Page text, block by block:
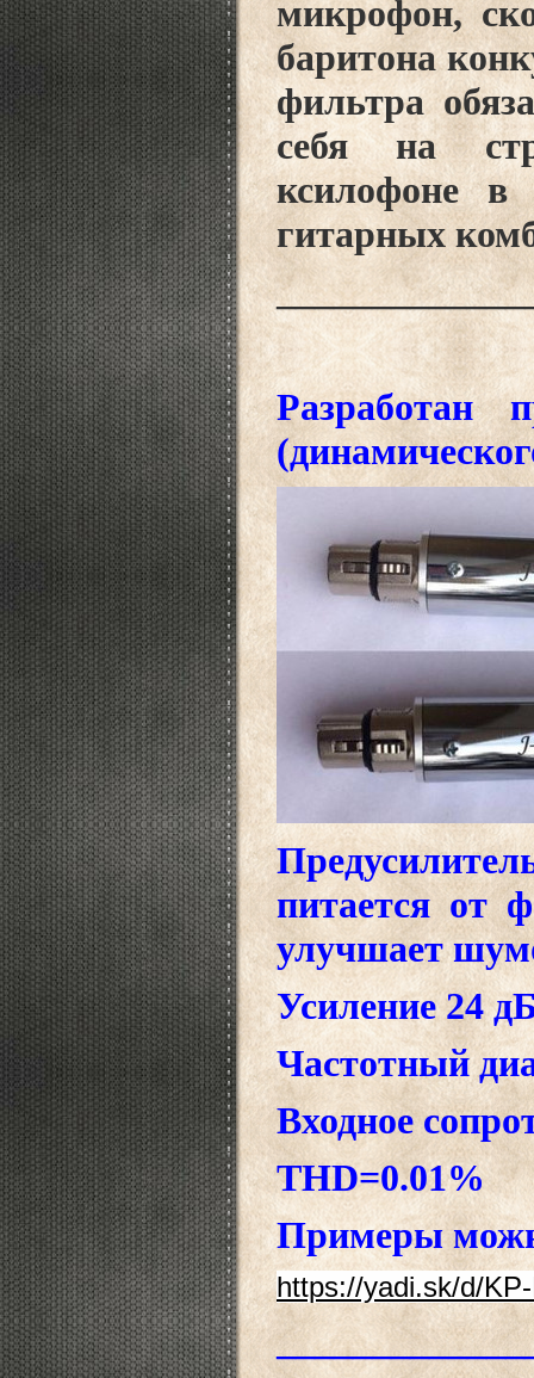
микрофон,
баритона
фильтра
себя на
ксилофоне в
гитарных
Разработан
питается от
улучшает
Усиление 24
Частотный
Входное
THD=0.01%
Примеры
https://yadi.sk/d/